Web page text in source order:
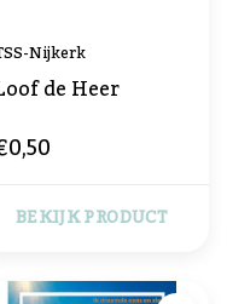
Nijkerk
de Heer
BEKIJK PRODUCT